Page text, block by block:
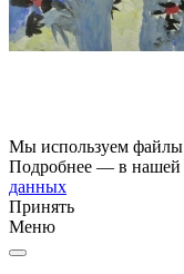
Мы используем файлы
Подробнее — в нашей
данных
Принять
Меню